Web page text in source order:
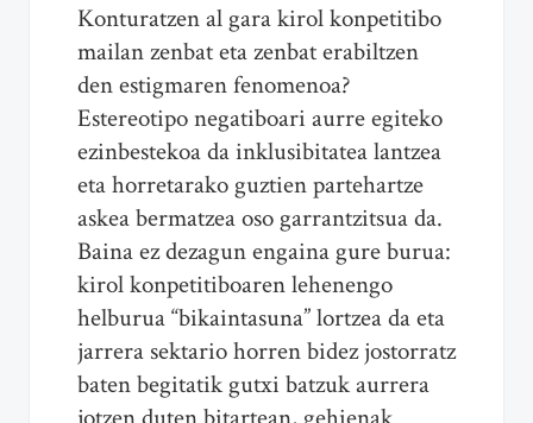
Konturatzen al gara kirol konpetitibo
mailan zenbat eta zenbat erabiltzen
den estigmaren fenomenoa?
Estereotipo negatiboari aurre egiteko
ezinbestekoa da inklusibitatea lantzea
eta horretarako guztien partehartze
askea bermatzea oso garrantzitsua da.
Baina ez dezagun engaina gure burua:
kirol konpetitiboaren lehenengo
helburua “bikaintasuna” lortzea da eta
jarrera sektario horren bidez jostorratz
baten begitatik gutxi batzuk aurrera